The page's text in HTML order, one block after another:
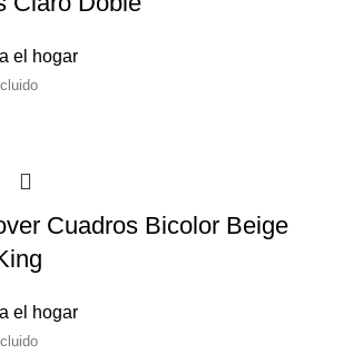
el hogar
Cuadros Bicolor Beige
el hogar